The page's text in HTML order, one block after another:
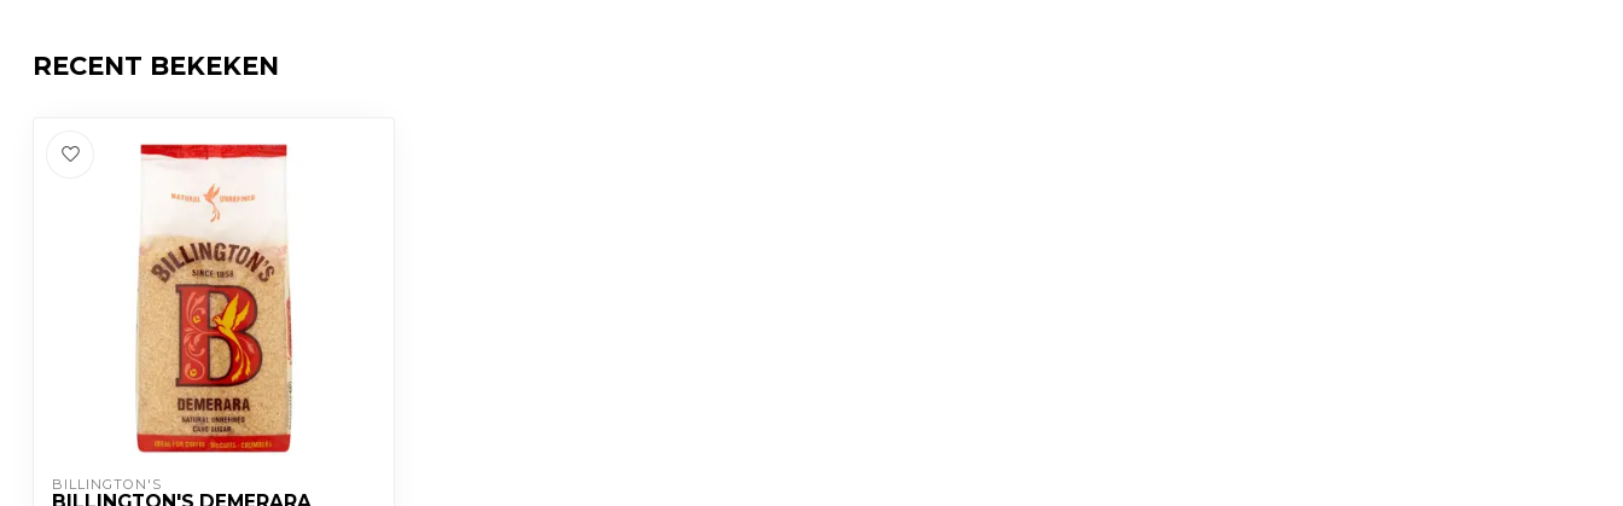
RECENT BEKEKEN
BILLINGTON'S